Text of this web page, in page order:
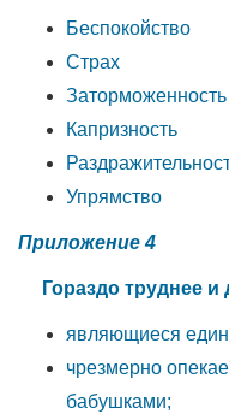
Беспокойство
Страх
Капризность
Упрямство
Приложение 4
Гораздо труднее
являющиеся
чрезмерно
бабушками;